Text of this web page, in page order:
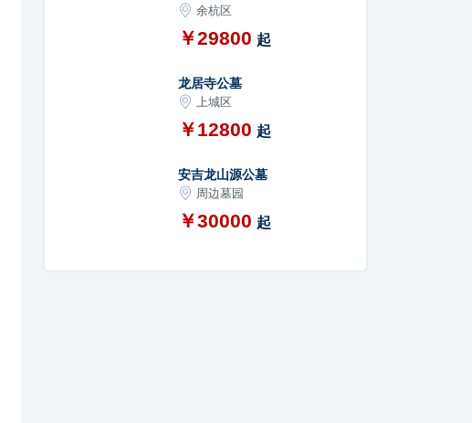
余杭区
￥29800 起
龙居寺公墓
上城区
￥12800 起
安吉龙山源公墓
周边墓园
￥30000 起